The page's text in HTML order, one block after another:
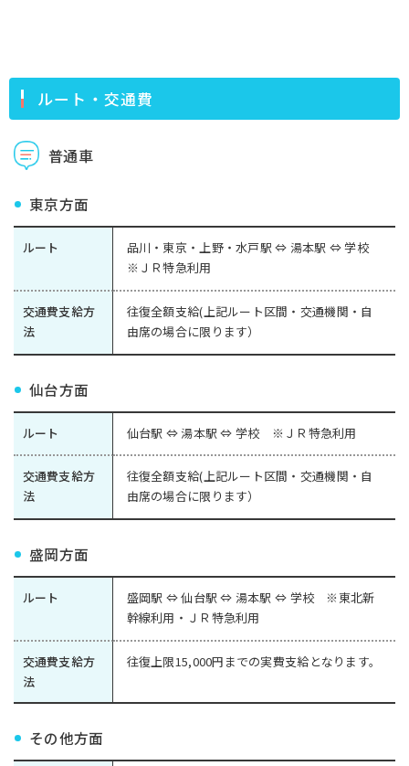
ルート・交通費
普通車
東京方面
ルート
品川・東京・上野・水戸駅 ⇔ 湯本駅 ⇔ 学校
※ＪＲ特急利用
交通費支給方
法
往復全額支給(上記ルート区間・交通機関・自
由席の場合に限ります）
仙台方面
ルート 仙台駅 ⇔ 湯本駅 ⇔ 学校 ※ＪＲ特急利用
交通費支給方
法
往復全額支給(上記ルート区間・交通機関・自
由席の場合に限ります）
盛岡方面
ルート
盛岡駅 ⇔ 仙台駅 ⇔ 湯本駅 ⇔ 学校 ※東北新
幹線利用・ＪＲ特急利用
交通費支給方
法
往復上限15,000円までの実費支給となります。
その他方面